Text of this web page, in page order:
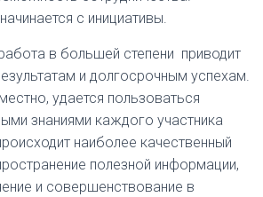
с инициативы.
в большей степени приводит
и долгосрочным успехам.
удается пользоваться
знаниями каждого участника
наиболее качественный
полезной информации,
и совершенствование в